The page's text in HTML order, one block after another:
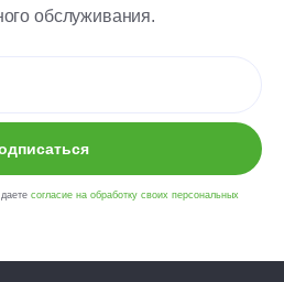
обслуживания.
согласие на обработку своих персональных